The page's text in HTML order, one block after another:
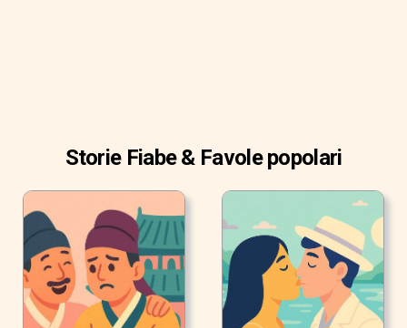
Storie Fiabe & Favole popolari